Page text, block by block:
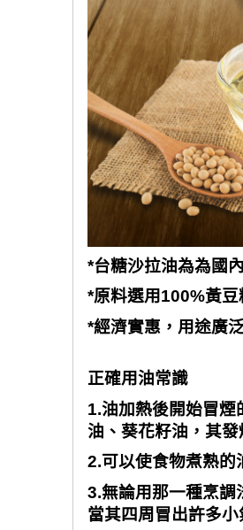
*台糖沙拉油為為國
*原料選用100%黃
*經濟實惠，用途廣
正確用油常識
1.油加熱後開始冒煙
油、葵花籽油，其發
2.可以使食物煮熟的
3.無論用那一種烹調
當其四周冒出許多